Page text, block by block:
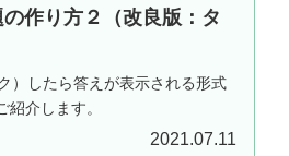
作り方２（改良版：タ
）したら答えが表示される形式
介します。
2021.07.11